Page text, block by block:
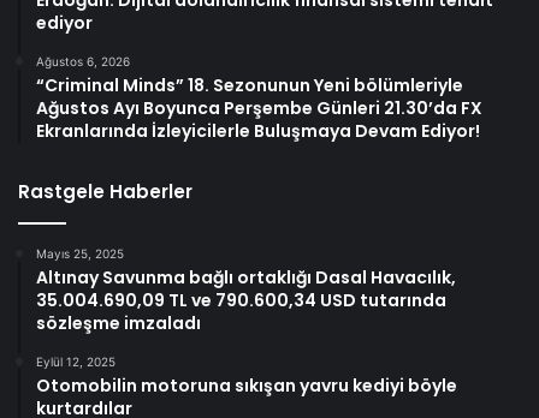
ediyor
Ağustos 6, 2026
“Criminal Minds” 18. Sezonunun Yeni bölümleriyle
Ağustos Ayı Boyunca Perşembe Günleri 21.30’da FX
Ekranlarında İzleyicilerle Buluşmaya Devam Ediyor!
Rastgele Haberler
Mayıs 25, 2025
Altınay Savunma bağlı ortaklığı Dasal Havacılık,
35.004.690,09 TL ve 790.600,34 USD tutarında
sözleşme imzaladı
Eylül 12, 2025
Otomobilin motoruna sıkışan yavru kediyi böyle
kurtardılar